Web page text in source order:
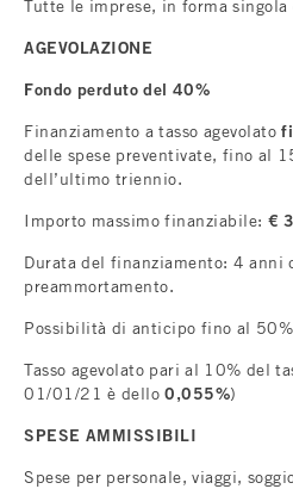
Tutte le imprese, in forma singola
AGEVOLAZIONE
Fondo perduto del 40%
Finanziamento a tasso agevolato
delle spese preventivate, fino al
dell’ultimo triennio.
Importo massimo finanziabile: €
Durata del finanziamento: 4 anni
preammortamento.
Possibilità di anticipo fino al 50%
Tasso agevolato pari al 10% del
01/01/21 è dello0,055%)
SPESE AMMISSIBILI
Spese per personale, viaggi,